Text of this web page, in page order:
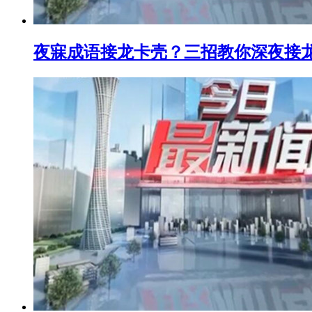
夜寐成语接龙卡壳？三招教你深夜接